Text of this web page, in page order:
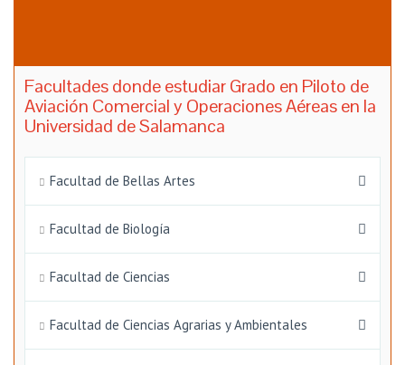
Facultades donde estudiar Grado en Piloto de
Aviación Comercial y Operaciones Aéreas en la
Universidad de Salamanca
Facultad de Bellas Artes
Facultad de Biología
Facultad de Ciencias
Facultad de Ciencias Agrarias y Ambientales